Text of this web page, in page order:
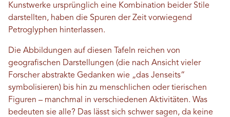
Kunstwerke ursprünglich eine Kombination beider Stile
darstellten, haben die Spuren der Zeit vorwiegend
Petroglyphen hinterlassen.
Die Abbildungen auf diesen Tafeln reichen von
geografischen Darstellungen (die nach Ansicht vieler
Forscher abstrakte Gedanken wie „das Jenseits“
symbolisieren) bis hin zu menschlichen oder tierischen
Figuren – manchmal in verschiedenen Aktivitäten. Was
bedeuten sie alle? Das lässt sich schwer sagen, da keine